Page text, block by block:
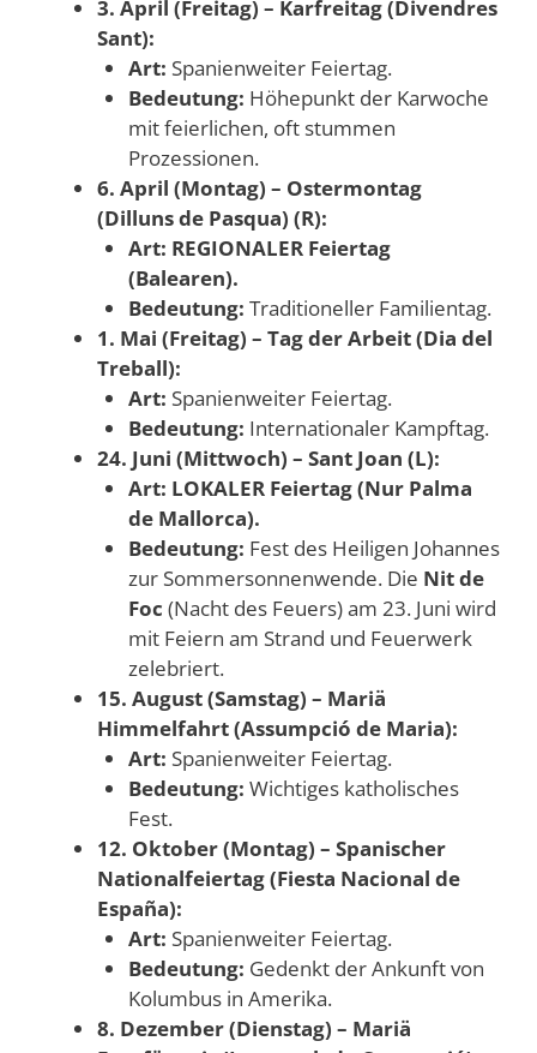
3. April (Freitag) – Karfreitag (Divendres
Sant):
Art: Spanienweiter Feiertag.
Bedeutung: Höhepunkt der Karwoche
mit feierlichen, oft stummen
Prozessionen.
6. April (Montag) – Ostermontag
(Dilluns de Pasqua) (R):
Art: REGIONALER Feiertag
(Balearen).
Bedeutung: Traditioneller Familientag.
1. Mai (Freitag) – Tag der Arbeit (Dia del
Treball):
Art: Spanienweiter Feiertag.
Bedeutung: Internationaler Kampftag.
24. Juni (Mittwoch) – Sant Joan (L):
Art: LOKALER Feiertag (Nur Palma
de Mallorca).
Bedeutung: Fest des Heiligen Johannes
zur Sommersonnenwende. Die Nit de
Foc (Nacht des Feuers) am 23. Juni wird
mit Feiern am Strand und Feuerwerk
zelebriert.
15. August (Samstag) – Mariä
Himmelfahrt (Assumpció de Maria):
Art: Spanienweiter Feiertag.
Bedeutung: Wichtiges katholisches
Fest.
12. Oktober (Montag) – Spanischer
Nationalfeiertag (Fiesta Nacional de
España):
Art: Spanienweiter Feiertag.
Bedeutung: Gedenkt der Ankunft von
Kolumbus in Amerika.
8. Dezember (Dienstag) – Mariä